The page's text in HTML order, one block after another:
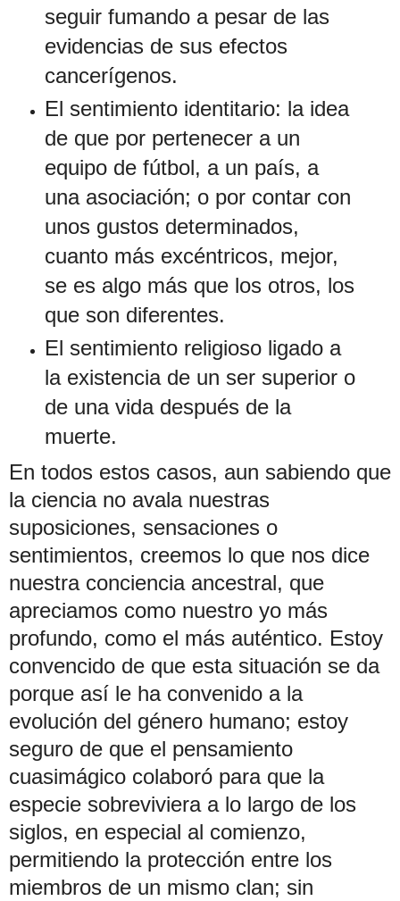
seguir fumando a pesar de las
evidencias de sus efectos
cancerígenos.
El sentimiento identitario: la idea
de que por pertenecer a un
equipo de fútbol, a un país, a
una asociación; o por contar con
unos gustos determinados,
cuanto más excéntricos, mejor,
se es algo más que los otros, los
que son diferentes.
El sentimiento religioso ligado a
la existencia de un ser superior o
de una vida después de la
muerte.
En todos estos casos, aun sabiendo que
la ciencia no avala nuestras
suposiciones, sensaciones o
sentimientos, creemos lo que nos dice
nuestra conciencia ancestral, que
apreciamos como nuestro yo más
profundo, como el más auténtico. Estoy
convencido de que esta situación se da
porque así le ha convenido a la
evolución del género humano; estoy
seguro de que el pensamiento
cuasimágico colaboró para que la
especie sobreviviera a lo largo de los
siglos, en especial al comienzo,
permitiendo la protección entre los
miembros de un mismo clan; sin